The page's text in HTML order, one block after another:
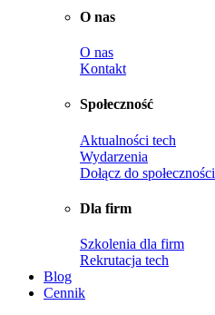
O nas
O nas
Kontakt
Społeczność
Aktualności tech
Wydarzenia
Dołącz do społeczności
Dla firm
Szkolenia dla firm
Rekrutacja tech
Blog
Cennik